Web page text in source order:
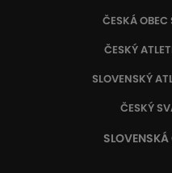
ČESKÁ
ČESKÝ
SLOVENSKÝ
ČESKÝ